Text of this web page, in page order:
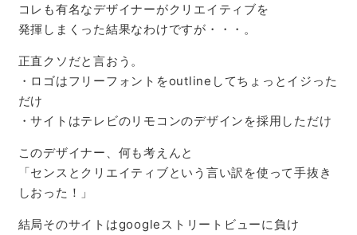
コレも有名なデザイナーがクリエイティブを
発揮しまくった結果なわけですが・・・。
正直クソだと言おう。
・ロゴはフリーフォントをoutlineしてちょっとイジった
だけ
・サイトはテレビのリモコンのデザインを採用しただけ
このデザイナー、何も考えんと
「センスとクリエイティブという言い訳を使って手抜き
しおった！」
結局そのサイトはgoogleストリートビューに負け